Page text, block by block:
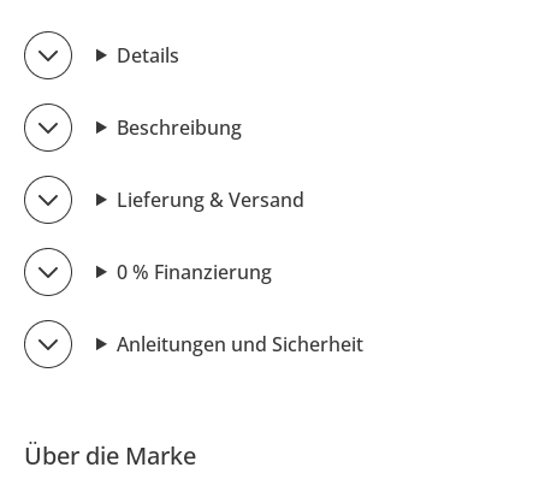
Details
Beschreibung
Lieferung & Versand
0 % Finanzierung
Anleitungen und Sicherheit
Über die Marke